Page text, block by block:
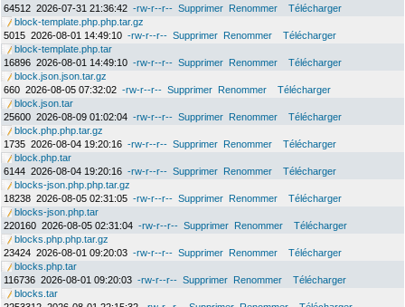
64512 2026-07-31 21:36:42 -rw-r--r-- Supprimer Renommer
Télécharger
block-template.php.php.tar.gz
5015 2026-08-01 14:49:10 -rw-r--r-- Supprimer Renommer
Télécharger
block-template.php.tar
16896 2026-08-01 14:49:10 -rw-r--r-- Supprimer Renommer
Télécharger
block.json.json.tar.gz
660 2026-08-05 07:32:02 -rw-r--r-- Supprimer Renommer
Télécharger
block.json.tar
25600 2026-08-09 01:02:04 -rw-r--r-- Supprimer Renommer
Télécharger
block.php.php.tar.gz
1735 2026-08-04 19:20:16 -rw-r--r-- Supprimer Renommer
Télécharger
block.php.tar
6144 2026-08-04 19:20:16 -rw-r--r-- Supprimer Renommer
Télécharger
blocks-json.php.php.tar.gz
18238 2026-08-05 02:31:05 -rw-r--r-- Supprimer Renommer
Télécharger
blocks-json.php.tar
220160 2026-08-05 02:31:04 -rw-r--r-- Supprimer Renommer
Télécharger
blocks.php.php.tar.gz
23424 2026-08-01 09:20:03 -rw-r--r-- Supprimer Renommer
Télécharger
blocks.php.tar
116736 2026-08-01 09:20:03 -rw-r--r-- Supprimer Renommer
Télécharger
blocks.tar